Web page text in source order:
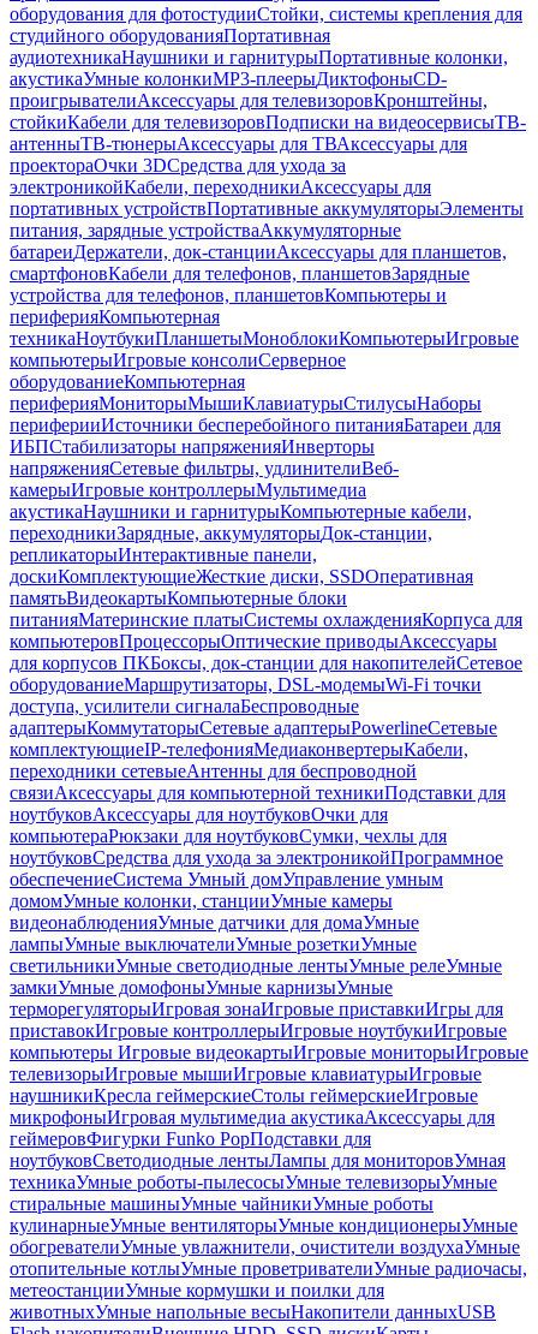
оборудования для фотостудииСтойки, системы крепления для
студийного оборудованияПортативная
аудиотехникаНаушники и гарнитурыПортативные колонки,
акустикаУмные колонкиMP3-плеерыДиктофоныCD-
проигрывателиАксессуары для телевизоровКронштейны,
стойкиКабели для телевизоровПодписки на видеосервисыТВ-
антенныТВ-тюнерыАксессуары для ТВАксессуары для
проектораОчки 3DСредства для ухода за
электроникойКабели, переходникиАксессуары для
портативных устройствПортативные аккумуляторыЭлементы
питания, зарядные устройстваАккумуляторные
батареиДержатели, док-станцииАксессуары для планшетов,
смартфоновКабели для телефонов, планшетовЗарядные
устройства для телефонов, планшетовКомпьютеры и
периферияКомпьютерная
техникаНоутбукиПланшетыМоноблокиКомпьютерыИгровые
компьютерыИгровые консолиСерверное
оборудованиеКомпьютерная
периферияМониторыМышиКлавиатурыСтилусыНаборы
периферииИсточники бесперебойного питанияБатареи для
ИБПСтабилизаторы напряженияИнверторы
напряженияСетевые фильтры, удлинителиВеб-
камерыИгровые контроллерыМультимедиа
акустикаНаушники и гарнитурыКомпьютерные кабели,
переходникиЗарядные, аккумуляторыДок-станции,
репликаторыИнтерактивные панели,
доскиКомплектующиеЖесткие диски, SSDОперативная
памятьВидеокартыКомпьютерные блоки
питанияМатеринские платыСистемы охлажденияКорпуса для
компьютеровПроцессорыОптические приводыАксессуары
для корпусов ПКБоксы, док-станции для накопителейСетевое
оборудованиеМаршрутизаторы, DSL-модемыWi-Fi точки
доступа, усилители сигналаБеспроводные
адаптерыКоммутаторыСетевые адаптерыPowerlineСетевые
комплектующиеIP-телефонияМедиаконвертерыКабели,
переходники сетевыеАнтенны для беспроводной
связиАксессуары для компьютерной техникиПодставки для
ноутбуковАксессуары для ноутбуковОчки для
компьютераРюкзаки для ноутбуковСумки, чехлы для
ноутбуковСредства для ухода за электроникойПрограммное
обеспечениеСистема Умный домУправление умным
домомУмные колонки, станцииУмные камеры
видеонаблюденияУмные датчики для домаУмные
лампыУмные выключателиУмные розеткиУмные
светильникиУмные светодиодные лентыУмные релеУмные
замкиУмные домофоныУмные карнизыУмные
терморегуляторыИгровая зонаИгровые приставкиИгры для
приставокИгровые контроллерыИгровые ноутбукиИгровые
компьютеры Игровые видеокартыИгровые мониторыИгровые
телевизорыИгровые мышиИгровые клавиатурыИгровые
наушникиКресла геймерскиеСтолы геймерскиеИгровые
микрофоныИгровая мультимедиа акустикаАксессуары для
геймеровФигурки Funko PopПодставки для
ноутбуковСветодиодные лентыЛампы для мониторовУмная
техникаУмные роботы-пылесосыУмные телевизорыУмные
стиральные машиныУмные чайникиУмные роботы
кулинарныеУмные вентиляторыУмные кондиционерыУмные
обогревателиУмные увлажнители, очистители воздухаУмные
отопительные котлыУмные проветривателиУмные радиочасы,
метеостанцииУмные кормушки и поилки для
животныхУмные напольные весыНакопители данныхUSB